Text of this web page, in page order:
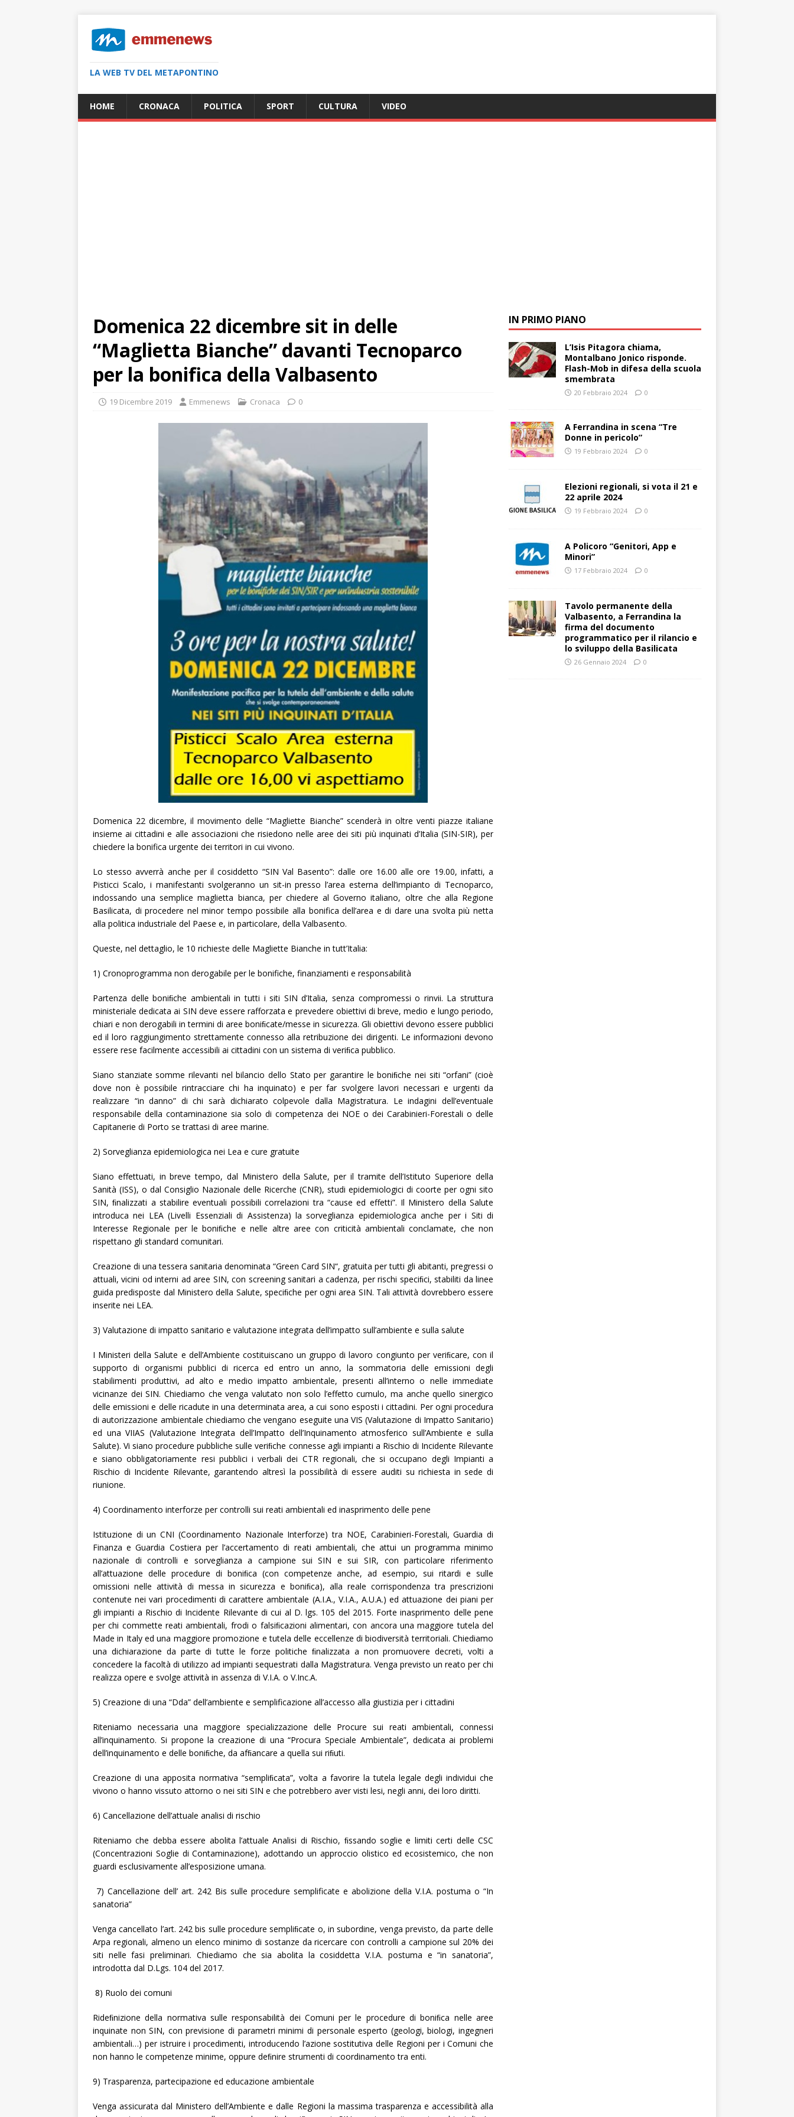
LA WEB TV DEL METAPONTINO
HOME CRONACA POLITICA SPORT CULTURA VIDEO
Domenica 22 dicembre sit in delle
“Maglietta Bianche” davanti Tecnoparco
per la bonifica della Valbasento
19 Dicembre 2019 Emmenews Cronaca 0
Domenica 22 dicembre, il movimento delle “Magliette Bianche” scenderà in oltre venti piazze italiane
insieme ai cittadini e alle associazioni che risiedono nelle aree dei siti più inquinati d’Italia (SIN-SIR), per
chiedere la bonifica urgente dei territori in cui vivono.
Lo stesso avverrà anche per il cosiddetto “SIN Val Basento”: dalle ore 16.00 alle ore 19.00, infatti, a
Pisticci Scalo, i manifestanti svolgeranno un sit-in presso l’area esterna dell’impianto di Tecnoparco,
indossando una semplice maglietta bianca, per chiedere al Governo italiano, oltre che alla Regione
Basilicata, di procedere nel minor tempo possibile alla bonifica dell’area e di dare una svolta più netta
alla politica industriale del Paese e, in particolare, della Valbasento.
Queste, nel dettaglio, le 10 richieste delle Magliette Bianche in tutt’Italia:
1) Cronoprogramma non derogabile per le bonifiche, finanziamenti e responsabilità
Partenza delle boniﬁche ambientali in tutti i siti SIN d’Italia, senza compromessi o rinvii. La struttura
ministeriale dedicata ai SIN deve essere rafforzata e prevedere obiettivi di breve, medio e lungo periodo,
chiari e non derogabili in termini di aree boniﬁcate/messe in sicurezza. Gli obiettivi devono essere pubblici
ed il loro raggiungimento strettamente connesso alla retribuzione dei dirigenti. Le informazioni devono
essere rese facilmente accessibili ai cittadini con un sistema di veriﬁca pubblico.
Siano stanziate somme rilevanti nel bilancio dello Stato per garantire le boniﬁche nei siti “orfani” (cioè
dove non è possibile rintracciare chi ha inquinato) e per far svolgere lavori necessari e urgenti da
realizzare “in danno” di chi sarà dichiarato colpevole dalla Magistratura. Le indagini dell’eventuale
responsabile della contaminazione sia solo di competenza dei NOE o dei Carabinieri-Forestali o delle
Capitanerie di Porto se trattasi di aree marine.
2) Sorveglianza epidemiologica nei Lea e cure gratuite
Siano effettuati, in breve tempo, dal Ministero della Salute, per il tramite dell’Istituto Superiore della
Sanità (ISS), o dal Consiglio Nazionale delle Ricerche (CNR), studi epidemiologici di coorte per ogni sito
SIN, ﬁnalizzati a stabilire eventuali possibili correlazioni tra “cause ed effetti”. Il Ministero della Salute
introduca nei LEA (Livelli Essenziali di Assistenza) la sorveglianza epidemiologica anche per i Siti di
Interesse Regionale per le boniﬁche e nelle altre aree con criticità ambientali conclamate, che non
rispettano gli standard comunitari.
Creazione di una tessera sanitaria denominata “Green Card SIN“, gratuita per tutti gli abitanti, pregressi o
attuali, vicini od interni ad aree SIN, con screening sanitari a cadenza, per rischi speciﬁci, stabiliti da linee
guida predisposte dal Ministero della Salute, speciﬁche per ogni area SIN. Tali attività dovrebbero essere
inserite nei LEA.
3) Valutazione di impatto sanitario e valutazione integrata dell’impatto sull’ambiente e sulla salute
I Ministeri della Salute e dell’Ambiente costituiscano un gruppo di lavoro congiunto per veriﬁcare, con il
supporto di organismi pubblici di ricerca ed entro un anno, la sommatoria delle emissioni degli
stabilimenti produttivi, ad alto e medio impatto ambientale, presenti all’interno o nelle immediate
vicinanze dei SIN. Chiediamo che venga valutato non solo l’effetto cumulo, ma anche quello sinergico
delle emissioni e delle ricadute in una determinata area, a cui sono esposti i cittadini. Per ogni procedura
di autorizzazione ambientale chiediamo che vengano eseguite una VIS (Valutazione di Impatto Sanitario)
ed una VIIAS (Valutazione Integrata dell’Impatto dell’Inquinamento atmosferico sull’Ambiente e sulla
Salute). Vi siano procedure pubbliche sulle veriﬁche connesse agli impianti a Rischio di Incidente Rilevante
e siano obbligatoriamente resi pubblici i verbali dei CTR regionali, che si occupano degli Impianti a
Rischio di Incidente Rilevante, garantendo altresì la possibilità di essere auditi su richiesta in sede di
riunione.
4) Coordinamento interforze per controlli sui reati ambientali ed inasprimento delle pene
Istituzione di un CNI (Coordinamento Nazionale Interforze) tra NOE, Carabinieri-Forestali, Guardia di
Finanza e Guardia Costiera per l’accertamento di reati ambientali, che attui un programma minimo
nazionale di controlli e sorveglianza a campione sui SIN e sui SIR, con particolare riferimento
all’attuazione delle procedure di boniﬁca (con competenze anche, ad esempio, sui ritardi e sulle
omissioni nelle attività di messa in sicurezza e boniﬁca), alla reale corrispondenza tra prescrizioni
contenute nei vari procedimenti di carattere ambientale (A.I.A., V.I.A., A.U.A.) ed attuazione dei piani per
gli impianti a Rischio di Incidente Rilevante di cui al D. lgs. 105 del 2015. Forte inasprimento delle pene
per chi commette reati ambientali, frodi o falsiﬁcazioni alimentari, con ancora una maggiore tutela del
Made in Italy ed una maggiore promozione e tutela delle eccellenze di biodiversità territoriali. Chiediamo
una dichiarazione da parte di tutte le forze politiche ﬁnalizzata a non promuovere decreti, volti a
concedere la facoltà di utilizzo ad impianti sequestrati dalla Magistratura. Venga previsto un reato per chi
realizza opere e svolge attività in assenza di V.I.A. o V.Inc.A.
5) Creazione di una “Dda” dell’ambiente e semplificazione all’accesso alla giustizia per i cittadini
Riteniamo necessaria una maggiore specializzazione delle Procure sui reati ambientali, connessi
all’inquinamento. Si propone la creazione di una “Procura Speciale Ambientale”, dedicata ai problemi
dell’inquinamento e delle boniﬁche, da afﬁancare a quella sui riﬁuti.
Creazione di una apposita normativa “sempliﬁcata”, volta a favorire la tutela legale degli individui che
vivono o hanno vissuto attorno o nei siti SIN e che potrebbero aver visti lesi, negli anni, dei loro diritti.
6) Cancellazione dell’attuale analisi di rischio
Riteniamo che debba essere abolita l’attuale Analisi di Rischio, ﬁssando soglie e limiti certi delle CSC
(Concentrazioni Soglie di Contaminazione), adottando un approccio olistico ed ecosistemico, che non
guardi esclusivamente all’esposizione umana.
7) Cancellazione dell’ art. 242 Bis sulle procedure semplificate e abolizione della V.I.A. postuma o “In
sanatoria”
Venga cancellato l’art. 242 bis sulle procedure sempliﬁcate o, in subordine, venga previsto, da parte delle
Arpa regionali, almeno un elenco minimo di sostanze da ricercare con controlli a campione sul 20% dei
siti nelle fasi preliminari. Chiediamo che sia abolita la cosiddetta V.I.A. postuma e “in sanatoria”,
introdotta dal D.Lgs. 104 del 2017.
8) Ruolo dei comuni
Rideﬁnizione della normativa sulle responsabilità dei Comuni per le procedure di boniﬁca nelle aree
inquinate non SIN, con previsione di parametri minimi di personale esperto (geologi, biologi, ingegneri
ambientali…) per istruire i procedimenti, introducendo l’azione sostitutiva delle Regioni per i Comuni che
non hanno le competenze minime, oppure deﬁnire strumenti di coordinamento tra enti.
9) Trasparenza, partecipazione ed educazione ambientale
Venga assicurata dal Ministero dell’Ambiente e dalle Regioni la massima trasparenza e accessibilità alla
IN PRIMO PIANO
L’Isis Pitagora chiama,
Montalbano Jonico risponde.
Flash-Mob in difesa della scuola
smembrata
20 Febbraio 2024 0
A Ferrandina in scena “Tre
Donne in pericolo”
19 Febbraio 2024 0
Elezioni regionali, si vota il 21 e
22 aprile 2024
19 Febbraio 2024 0
A Policoro “Genitori, App e
Minori”
17 Febbraio 2024 0
Tavolo permanente della
Valbasento, a Ferrandina la
firma del documento
programmatico per il rilancio e
lo sviluppo della Basilicata
26 Gennaio 2024 0